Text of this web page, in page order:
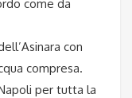
come da
con
compresa.
per tutta la